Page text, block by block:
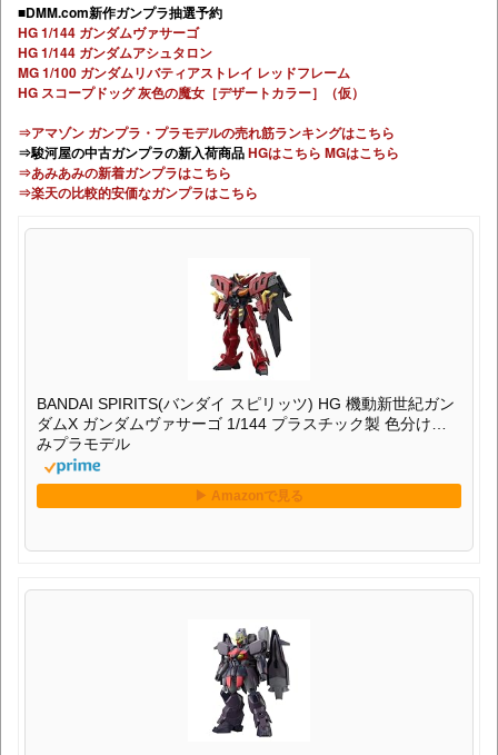
■DMM.com新作ガンプラ抽選予約
HG 1/144 ガンダムヴァサーゴ
HG 1/144 ガンダムアシュタロン
MG 1/100 ガンダムリバティアストレイ レッドフレーム
HG スコープドッグ 灰色の魔女［デザートカラー］（仮）
⇒アマゾン ガンプラ・プラモデルの売れ筋ランキングはこちら
⇒駿河屋の中古ガンプラの新入荷商品HGはこちら MGはこちら
⇒あみあみの新着ガンプラはこちら
⇒楽天の比較的安価なガンプラはこちら
BANDAI SPIRITS(バンダイ スピリッツ) HG 機動新世紀ガン
ダムX ガンダムヴァサーゴ 1/144 プラスチック製 色分け済
みプラモデル